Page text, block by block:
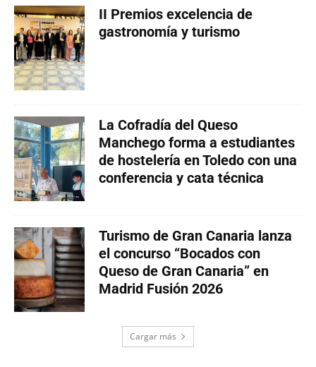
II Premios excelencia de
gastronomía y turismo
La Cofradía del Queso
Manchego forma a estudiantes
de hostelería en Toledo con una
conferencia y cata técnica
Turismo de Gran Canaria lanza
el concurso “Bocados con
Queso de Gran Canaria” en
Madrid Fusión 2026
Cargar más